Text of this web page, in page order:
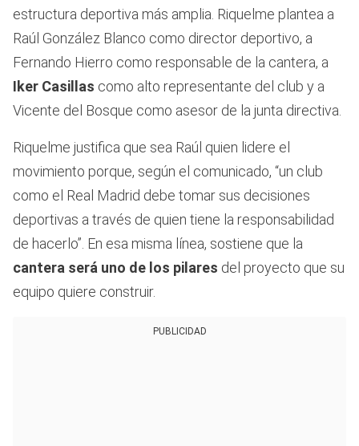
estructura deportiva más amplia. Riquelme plantea a
Raúl González Blanco como director deportivo, a
Fernando Hierro como responsable de la cantera, a
Iker Casillas como alto representante del club y a
Vicente del Bosque como asesor de la junta directiva.
Riquelme justifica que sea Raúl quien lidere el
movimiento porque, según el comunicado, “un club
como el Real Madrid debe tomar sus decisiones
deportivas a través de quien tiene la responsabilidad
de hacerlo”. En esa misma línea, sostiene que la
cantera será uno de los pilares del proyecto que su
equipo quiere construir.
PUBLICIDAD